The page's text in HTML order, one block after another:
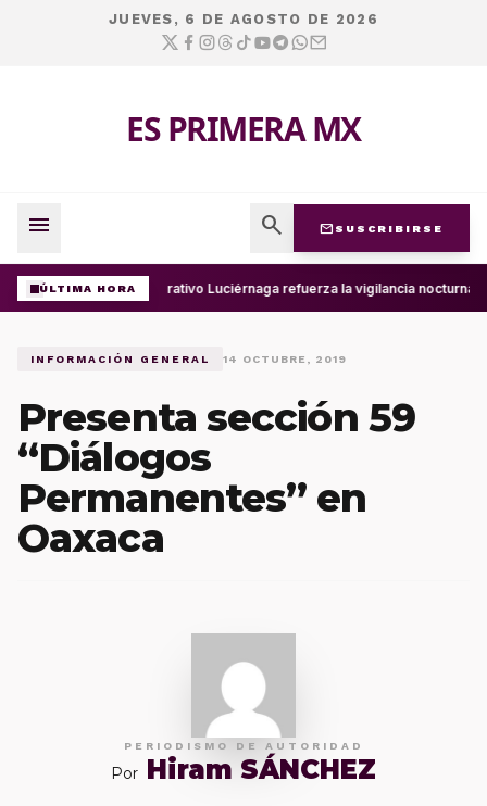
JUEVES, 6 DE AGOSTO DE 2026
ES PRIMERA MX
menu search mail SUSCRIBIRSE
ÚLTIMA HORA Operativo Luciérnaga refuerza la vigilancia nocturna
INFORMACIÓN GENERAL 14 OCTUBRE, 2019
Presenta sección 59
“Diálogos
Permanentes” en
Oaxaca
PERIODISMO DE AUTORIDAD
Por Hiram SÁNCHEZ